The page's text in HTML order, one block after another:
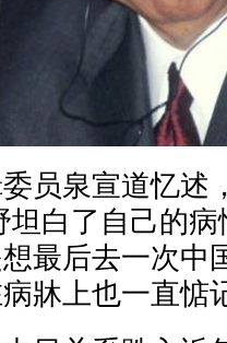
员泉宣道忆述
白了自己的病
最后去一次中
牀上也一直惦